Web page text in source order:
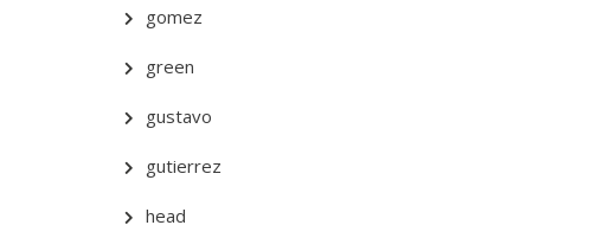
gomez
green
gustavo
gutierrez
head